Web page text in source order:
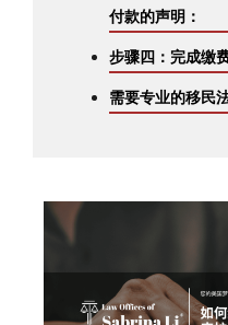
付款的声明：
步骤四：完成缴
需要专业的移民